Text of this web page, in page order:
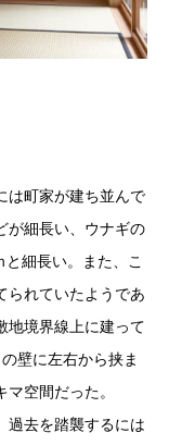
は町家が建ち並んで
が細長い、ウナギの
細長い。また、こ
られていたようであ
地境界線上に建って
壁に左右から挟ま
空間だった。
過去を踏襲するには